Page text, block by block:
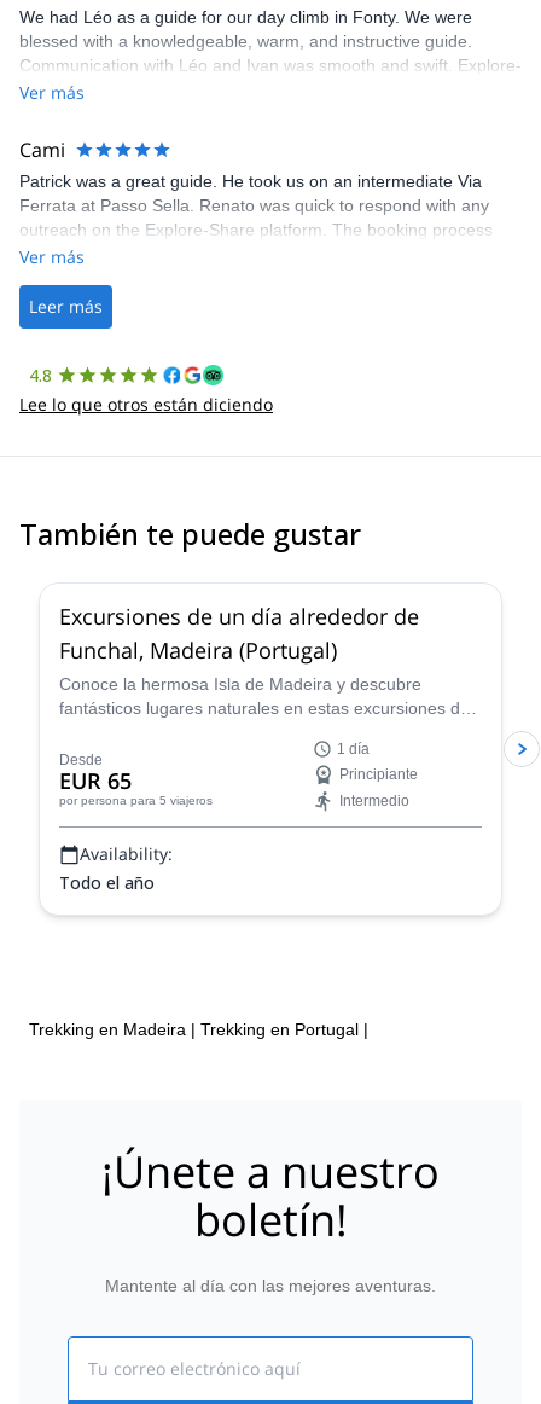
We had Léo as a guide for our day climb in Fonty. We were
blessed with a knowledgeable, warm, and instructive guide.
Communication with Léo and Ivan was smooth and swift. Explore-
Share was excellent in arranging everything for our day climb.
making our adventure stress-free.
Ver más
Cami
Patrick was a great guide. He took us on an intermediate Via
Ferrata at Passo Sella. Renato was quick to respond with any
outreach on the Explore-Share platform. The booking process
was straightforward, and once Patrick was confirmed, all went
the platform.
Ver más
Leer más
4.8
Lee lo que otros están diciendo
También te puede gustar
Excursiones de un día alrededor de
Funchal, Madeira (Portugal)
Conoce la hermosa Isla de Madeira y descubre
fantásticos lugares naturales en estas excursiones de
un guía de senderismo experimentado.
Desde
EUR 65
por persona para 5 viajeros
1 día
Principiante
Intermedio
Availability:
Todo el año
Trekking en Madeira | Trekking en Portugal |
¡Únete a nuestro
boletín!
Mantente al día con las mejores aventuras.